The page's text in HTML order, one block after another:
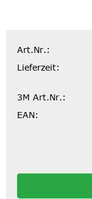
Art.Nr.:
Lieferzeit:
3M Art.Nr.:
EAN: